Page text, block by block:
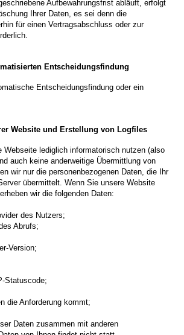
Aufbewahrungsfrist abläuft, erfolgt
Ihrer Daten, es sei denn die
für einen Vertragsabschluss oder zur
Entscheidungsfindung
Entscheidungsfindung oder ein
Website und Erstellung von Logfiles
Webseite lediglich informatorisch nutzen (also
auch keine anderweitige Übermittlung von
wir nur die personenbezogenen Daten, die Ihr
übermittelt. Wenn Sie unsere Website
wir die folgenden Daten:
des Nutzers;
Abrufs;
Version;
Statuscode;
die Anforderung kommt;
Daten zusammen mit anderen